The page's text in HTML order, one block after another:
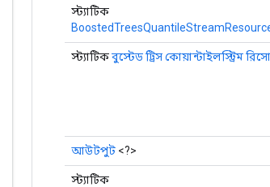
স্ট্যাটিক
স্ট্যাটিকবুস্টেড ট্রিস কোয়ান্টাইলস্ট্রিম
আউটপুট <?>
স্ট্যাটিক